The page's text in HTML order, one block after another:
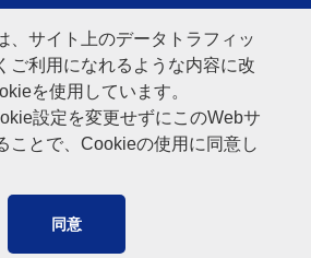
、サイト上のデータトラフィッ
ご利用になれるような内容に改
を使用しています。
設定を変更せずにこのWebサ
ことで、Cookieの使用に同意し
同意
方針
Copyright© 1997-2026NIHON